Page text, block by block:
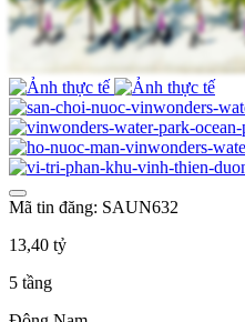
Mã tin đăng: SAUN632
13,40 tỷ
5 tầng